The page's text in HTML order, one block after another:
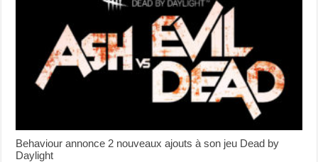
Behaviour annonce 2 nouveaux ajouts à son jeu Dead by
Daylight